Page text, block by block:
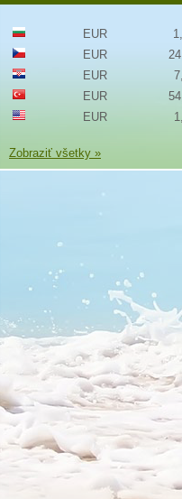
EUR
EUR
EUR
EUR
EUR
Zobraziť všetky »